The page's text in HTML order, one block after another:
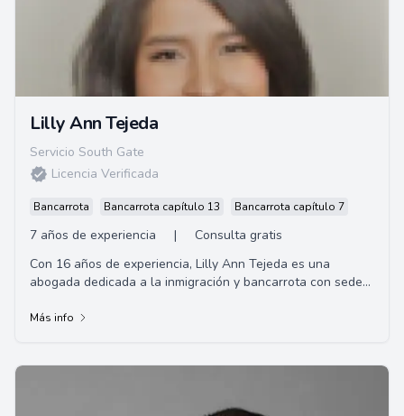
Lilly Ann Tejeda
Servicio South Gate
Licencia Verificada
Bancarrota Bancarrota capítulo 13 Bancarrota capítulo 7
7 años de experiencia |
Consulta gratis
Con 16 años de experiencia, Lilly Ann Tejeda es una
abogada dedicada a la inmigración y bancarrota con sede
Más info